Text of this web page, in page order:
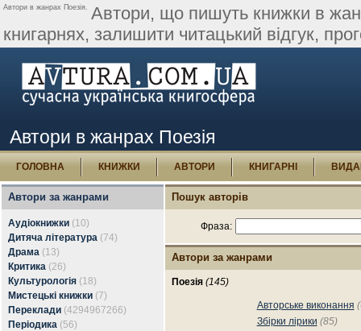
Автори в жанрах Поезія. Автори, що пишуть книжки в
книгарнях, залишити читацький відгук,
Автори в жанрах Поезія
ГОЛОВНА КНИЖКИ АВТОРИ КНИГАРНІ
Автори за жанрами
Аудіокнижки (10)
Дитяча література (74)
Драма (13)
Критика (26)
Культурологія (18)
Мистецькі книжки (7)
Переклади (4294967266)
Періодика (56)
Пошук авторів
Фраза:
Автори за жанрами
Поезія (145)
Авторське виконання
Збірки лірики (85)